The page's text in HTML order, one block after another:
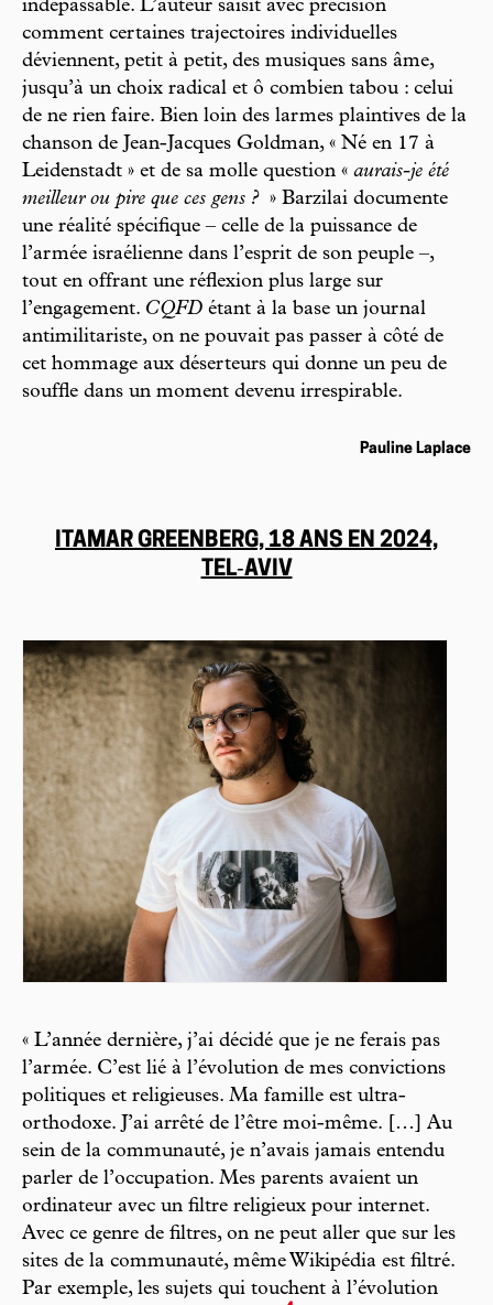
indépassable. L’auteur saisit avec précision
comment certaines trajectoires individuelles
déviennent, petit à petit, des musiques sans âme,
jusqu’à un choix radical et ô combien tabou : celui
de ne rien faire. Bien loin des larmes plaintives de la
chanson de Jean-Jacques Goldman, « Né en 17 à
Leidenstadt » et de sa molle question « aurais-je été
meilleur ou pire que ces gens ? » Barzilai documente
une réalité spécifique – celle de la puissance de
l’armée israélienne dans l’esprit de son peuple –,
tout en offrant une réflexion plus large sur
l’engagement. CQFD étant à la base un journal
antimilitariste, on ne pouvait pas passer à côté de
cet hommage aux déserteurs qui donne un peu de
souffle dans un moment devenu irrespirable.
Pauline Laplace
ITAMAR GREENBERG, 18 ANS EN 2024,
TEL‑AVIV
« L’année dernière, j’ai décidé que je ne ferais pas
l’armée. C’est lié à l’évolution de mes convictions
politiques et religieuses. Ma famille est ultra-
orthodoxe. J’ai arrêté de l’être moi-même. […] Au
sein de la communauté, je n’avais jamais entendu
parler de l’occupation. Mes parents avaient un
ordinateur avec un filtre religieux pour internet.
Avec ce genre de filtres, on ne peut aller que sur les
sites de la communauté, même Wikipédia est filtré.
Par exemple, les sujets qui touchent à l’évolution